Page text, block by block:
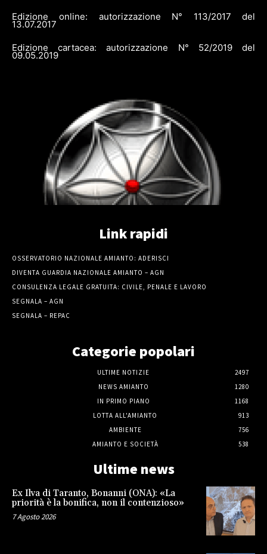
Edizione online: autorizzazione N° 113/2017 del
13.07.2017
Edizione cartacea: autorizzazione N° 52/2019 del
09.05.2019
Link rapidi
OSSERVATORIO NAZIONALE AMIANTO: ADERISCI
DIVENTA GUARDIA NAZIONALE AMIANTO – AGN
CONSULENZA LEGALE GRATUITA: CIVILE, PENALE E LAVORO
SEGNALA – AGN
SEGNALA – REPAC
Categorie popolari
ULTIME NOTIZIE
2497
NEWS AMIANTO
1280
IN PRIMO PIANO
1168
LOTTA ALL'AMIANTO
913
AMBIENTE
756
AMIANTO E SOCIETÀ
538
Ultime news
Ex Ilva di Taranto, Bonanni (ONA): «La
priorità è la bonifica, non il contenzioso»
7 Agosto 2026